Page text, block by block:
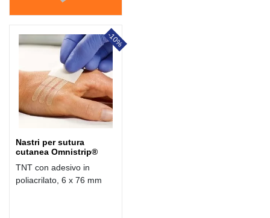
Nastri per sutura
cutanea Omnistrip®
TNT con adesivo in
poliacrilato, 6 x 76 mm
-10%